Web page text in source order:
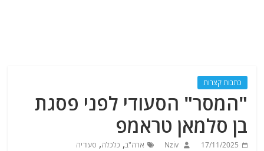
כתבות קצרות
"המסר" הסעודי לפני פסגת
בן סלמאן טראמפ
17/11/2025
Nziv ארה"ב, כלכלה, סעודיה